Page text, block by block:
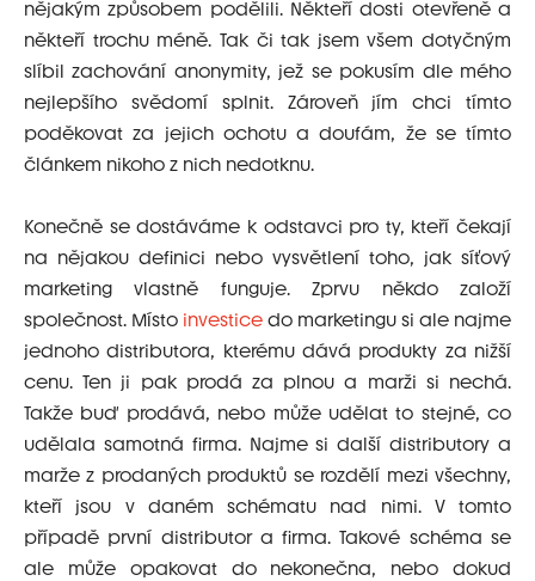
nějakým způsobem podělili. Někteří dosti otevřeně a
někteří trochu méně. Tak či tak jsem všem dotyčným
slíbil zachování anonymity, jež se pokusím dle mého
nejlepšího svědomí splnit. Zároveň jím chci tímto
poděkovat za jejich ochotu a doufám, že se tímto
článkem nikoho z nich nedotknu.
Konečně se dostáváme k odstavci pro ty, kteří čekají
na nějakou definici nebo vysvětlení toho, jak síťový
marketing vlastně funguje. Zprvu někdo založí
společnost. Místo investice do marketingu si ale najme
jednoho distributora, kterému dává produkty za nižší
cenu. Ten ji pak prodá za plnou a marži si nechá.
Takže buď prodává, nebo může udělat to stejné, co
udělala samotná firma. Najme si další distributory a
marže z prodaných produktů se rozdělí mezi všechny,
kteří jsou v daném schématu nad nimi. V tomto
případě první distributor a firma. Takové schéma se
ale může opakovat do nekonečna, nebo dokud